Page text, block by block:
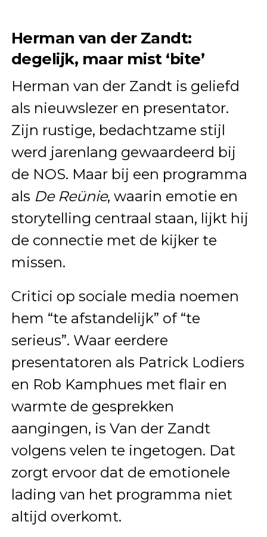
Herman van der Zandt:
degelijk, maar mist ‘bite’
Herman van der Zandt is geliefd
als nieuwslezer en presentator.
Zijn rustige, bedachtzame stijl
werd jarenlang gewaardeerd bij
de NOS. Maar bij een programma
als De Reünie, waarin emotie en
storytelling centraal staan, lijkt hij
de connectie met de kijker te
missen.
Critici op sociale media noemen
hem “te afstandelijk” of “te
serieus”. Waar eerdere
presentatoren als Patrick Lodiers
en Rob Kamphues met flair en
warmte de gesprekken
aangingen, is Van der Zandt
volgens velen te ingetogen. Dat
zorgt ervoor dat de emotionele
lading van het programma niet
altijd overkomt.